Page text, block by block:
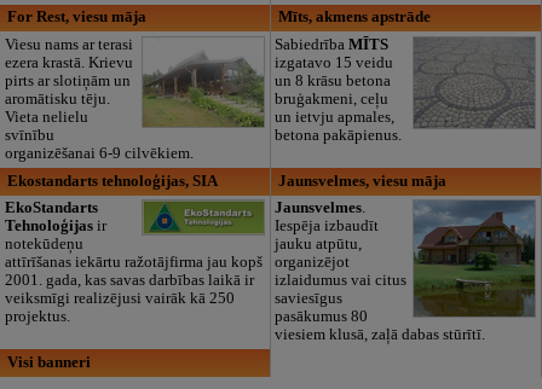
For Rest, viesu māja
Viesu nams ar terasi
ezera krastā. Krievu
pirts ar slotiņām un
aromātisku tēju.
Vieta nelielu
svīnību
organizēšanai 6-9 cilvēkiem.
Mīts, akmens apstrāde
SabiedrībaMĪTS
izgatavo 15 veidu
un 8 krāsu betona
bruģakmeni, ceļu
un ietvju apmales,
betona pakāpienus.
Ekostandarts tehnoloģijas, SIA
EkoStandarts
Tehnoloģijasir
notekūdeņu
attīrīšanas iekārtu ražotājfirma jau kopš
2001. gada, kas savas darbības laikā ir
veiksmīgi realizējusi vairāk kā 250
projektus.
Jaunsvelmes, viesu māja
Jaunsvelmes.
Iespēja izbaudīt
jauku atpūtu,
organizējot
izlaidumus vai citus
saviesīgus
pasākumus 80
viesiem klusā, zaļā dabas stūrītī.
Visi banneri